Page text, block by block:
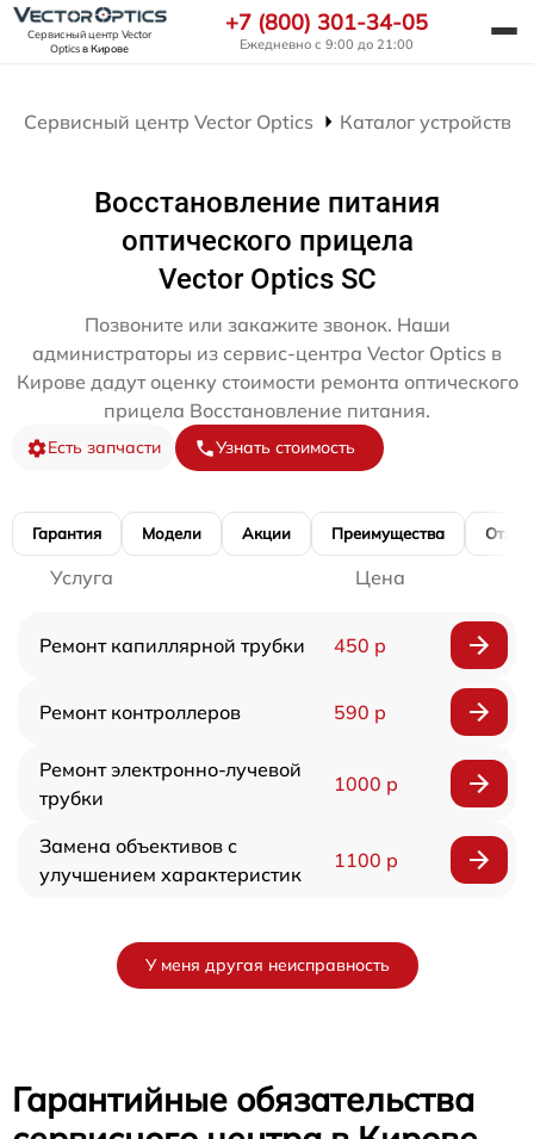
Сервисный центр Vector
Opticsв Кирове
+7 (800) 301-34-05
Ежедневно с 9:00 до 21:00
Сервисный центр Vector Optics Каталог устройств
Восстановление питания
оптического прицела
Vector Optics SC
Позвоните или закажите звонок. Наши
администраторы из сервис-центра Vector Optics в
Кирове дадут оценку стоимости ремонта оптического
прицела Восстановление питания.
Есть запчасти Узнать стоимость
Гарантия Модели Акции Преимущества
Услуга Цена
Ремонт капиллярной трубки 450 р
Ремонт контроллеров 590 р
Ремонт электронно-лучевой
трубки
1000 р
Замена объективов с
улучшением характеристик
1100 р
У меня другая неисправность
Гарантийные обязательства